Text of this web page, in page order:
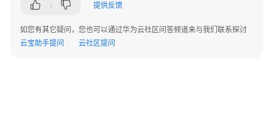
库
ShowVault
提供反馈
如您有其它疑问，您也可以通过华为云社区问答频道来与我们联系探讨
云宝助手提问
云社区提问